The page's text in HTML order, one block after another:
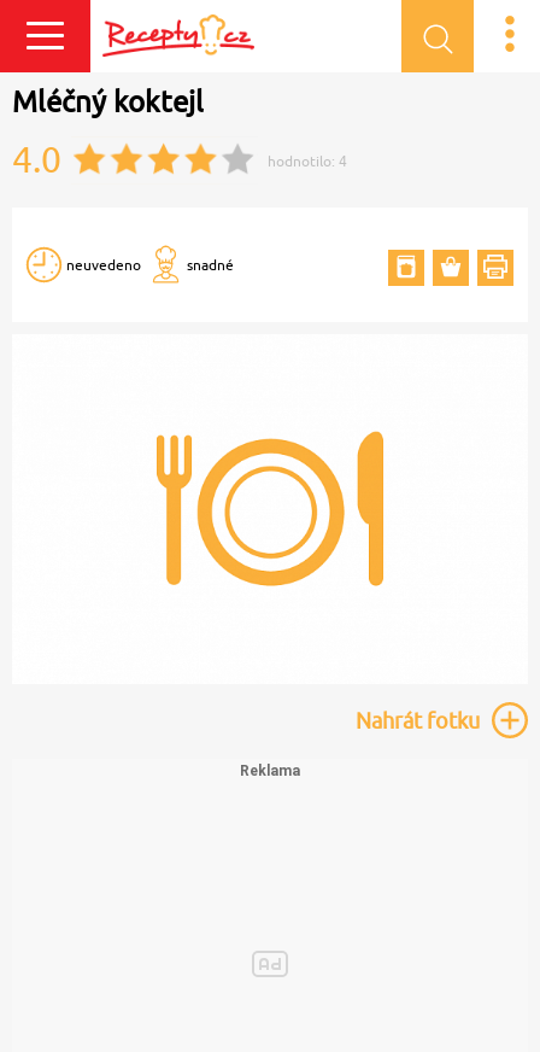
Přihlásit se
Mléčný koktejl
4.0 hodnotilo: 4
neuvedeno snadné
Nahrátfotku